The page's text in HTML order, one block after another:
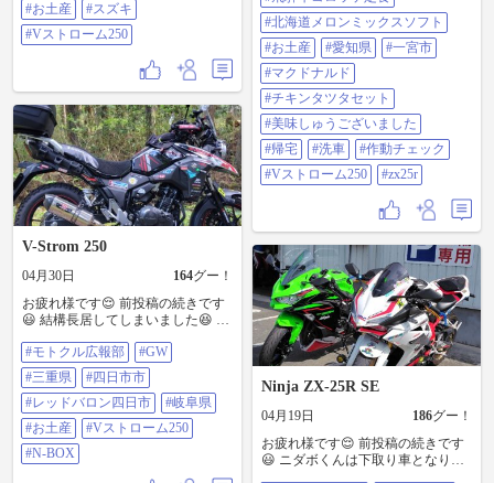
市 ＃余呉湖 ＃福井県 ＃南越前町
＃道の駅南えちぜん山海里 ＃ボル
ガライス ＃美味しゅうございまし
た ＃お土産 ＃スズキ ＃Vストロー
#お土産
#スズキ
#Vストローム250
V-Strom 250
04月30日 164グー！
お疲れ様です😌 前投稿の続きです
😃 結構長居してしまいました😆 V
った時のお土産を渡しました😄 話
の流れで明日も来る事になりまし
た😁 ＃モトクル広報部 ＃GW ＃三
重県 ＃四日市市 ＃レッドバロン四
日市 ＃岐阜県 ＃お土産 ＃Vストロ
ーム250 ＃N-BOX
#モトクル広報部
#GW
#三重県
#四日市市
#レッドバロン四日市
#岐阜県
#お土産
#Vストローム250
#N-BOX
郡上市 ＃道の駅みなみ ＃長良川 ＃
ラフティング ＃飛騨牛コロッケ定
食 ＃北海道メロンミックスソフト
＃お土産 ＃愛知県 ＃一宮市 ＃マク
ドナルド ＃チキンタツタセット ＃
美味しゅうございました ＃帰宅 ＃
洗車 ＃作動チェック ＃Vストロー
ム250 ＃zx25r
#北海道メロンミックスソフト
#お土産
#愛知県
#一宮市
#マクドナルド
#チキンタツタセット
#美味しゅうございました
#帰宅
#洗車
#作動チェック
#Vストローム250
#zx25r
Ninja ZX-25R SE
04月19日 186グー！
お疲れ様です😌 前投稿の続きです
😃 ニダボくんは下取り車となり😄